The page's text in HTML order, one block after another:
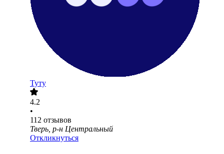
Туту
4.2
•
112 отзывов
Тверь, р-н Центральный
Откликнуться